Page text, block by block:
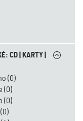
CD | KARTY |
(0)
(0)
(0)
(0)